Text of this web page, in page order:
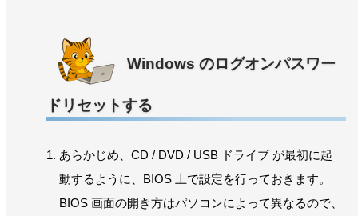
Windows のログオンパスワー
ドリセットする
あらかじめ、CD / DVD / USB ドライブ が最初に起
動するように、BIOS 上で設定を行っておきます。
BIOS 画面の開き方はパソコンによって異なるので、